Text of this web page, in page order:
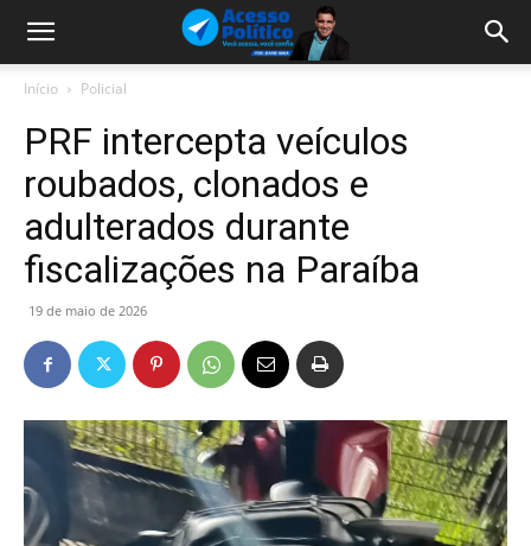
Início Policial
PRF intercepta veículos
roubados, clonados e
adulterados durante
fiscalizações na Paraíba
19 de maio de 2026